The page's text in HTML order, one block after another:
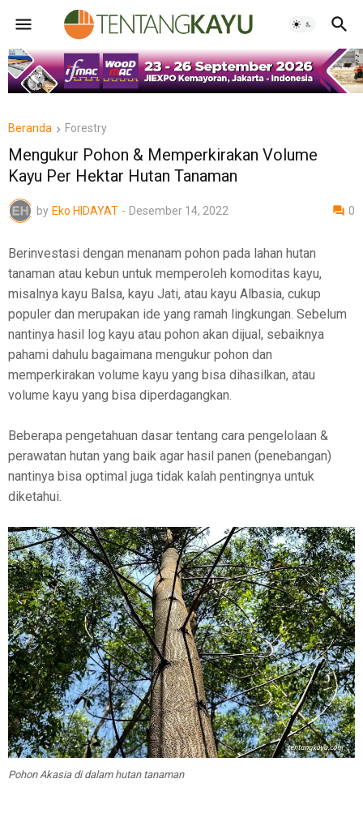
Beranda Forestry
Mengukur Pohon & Memperkirakan Volume
Kayu Per Hektar Hutan Tanaman
by Eko HIDAYAT - Desember 14, 2022 0
Berinvestasi dengan menanam pohon pada lahan hutan
tanaman atau kebun untuk memperoleh komoditas kayu,
misalnya kayu Balsa, kayu Jati, atau kayu Albasia, cukup
populer dan merupakan ide yang ramah lingkungan. Sebelum
nantinya hasil log kayu atau pohon akan dijual, sebaiknya
pahami dahulu bagaimana mengukur pohon dan
memperkirakan volume kayu yang bisa dihasilkan, atau
volume kayu yang bisa diperdagangkan.
Beberapa pengetahuan dasar tentang cara pengelolaan &
perawatan hutan yang baik agar hasil panen (penebangan)
nantinya bisa optimal juga tidak kalah pentingnya untuk
diketahui.
Pohon Akasia di dalam hutan tanaman